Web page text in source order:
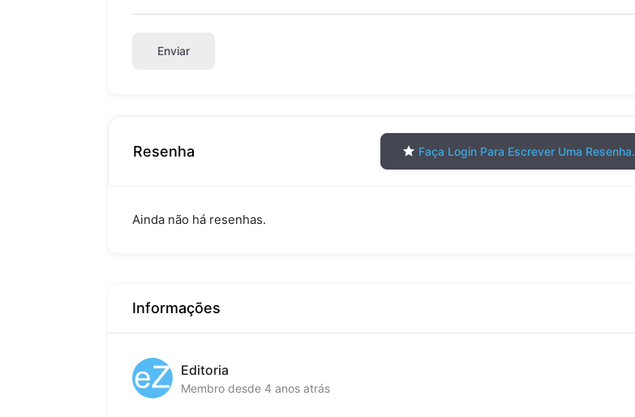
Enviar
Resenha Faça Login Para Escrever Uma Resenha.
Ainda não há resenhas.
Informações
Editoria
Membro desde 4 anos atrás